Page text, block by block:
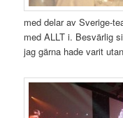
med delar av Sverige-
med ALLT i. Besvärlig
jag gärna hade varit